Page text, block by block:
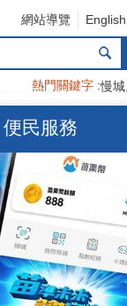
網站導覽 English
熱門關鍵字 慢城
便民服務